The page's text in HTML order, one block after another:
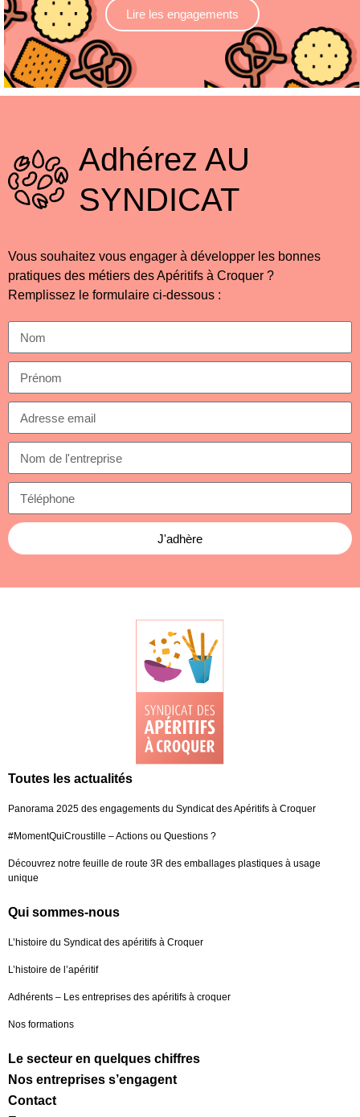
Lire les engagements
Adhérez AU
SYNDICAT
Vous souhaitez vous engager à développer les bonnes
pratiques des métiers des Apéritifs à Croquer ?
Remplissez le formulaire ci-dessous :
J'adhère
Toutes les actualités
Panorama 2025 des engagements du Syndicat des Apéritifs à Croquer
#MomentQuiCroustille – Actions ou Questions ?
Découvrez notre feuille de route 3R des emballages plastiques à usage
unique
Qui sommes-nous
L’histoire du Syndicat des apéritifs à Croquer
L’histoire de l’apéritif
Adhérents – Les entreprises des apéritifs à croquer
Nos formations
Le secteur en quelques chiffres
Nos entreprises s’engagent
Contact